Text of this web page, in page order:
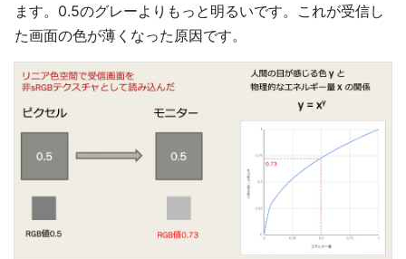
ます。0.5のグレーよりもっと明るいです。これが受信し
た画面の色が薄くなった原因です。